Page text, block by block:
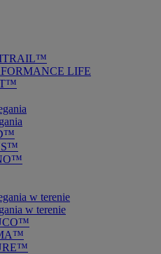
LIFE
w terenie
w terenie